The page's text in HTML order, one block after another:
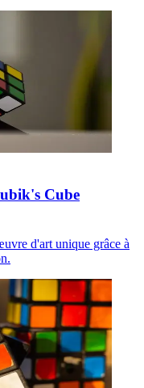
Cube
d'art unique grâce à